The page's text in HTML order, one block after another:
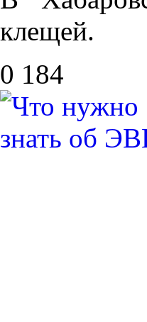
клещей.
0 184